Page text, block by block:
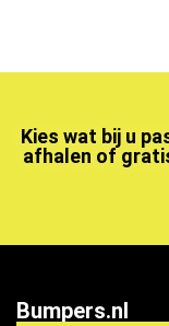
Kies wat bij u
afhalen of
Bumpers.nl